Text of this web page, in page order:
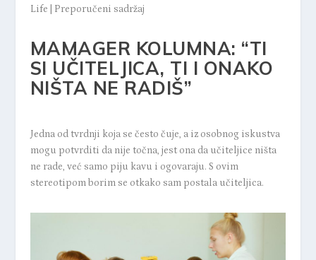
Life Preporučeni sadržaj
MAMAGER KOLUMNA: “TI
SI UČITELJICA, TI I ONAKO
NIŠTA NE RADIŠ”
Jedna od tvrdnji koja se često čuje, a iz osobnog iskustva
mogu potvrditi da nije točna, jest ona da učiteljice ništa
ne rade, već samo piju kavu i ogovaraju. S ovim
stereotipom borim se otkako sam postala učiteljica.